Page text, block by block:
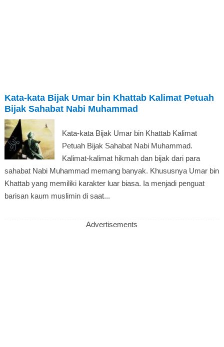
Kata-kata Bijak Umar bin Khattab Kalimat Petuah
Bijak Sahabat Nabi Muhammad
Kata-kata Bijak Umar bin Khattab Kalimat
Petuah Bijak Sahabat Nabi Muhammad.
Kalimat-kalimat hikmah dan bijak dari para
sahabat Nabi Muhammad memang banyak. Khususnya Umar bin
Khattab yang memiliki karakter luar biasa. Ia menjadi penguat
barisan kaum muslimin di saat...
Advertisements